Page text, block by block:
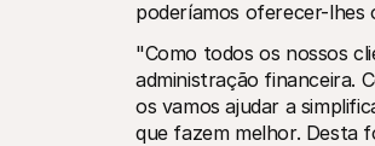
poderíamos oferecer-lhes
"Como todos os nossos
administração financeira.
os vamos ajudar a
que fazem melhor. Desta